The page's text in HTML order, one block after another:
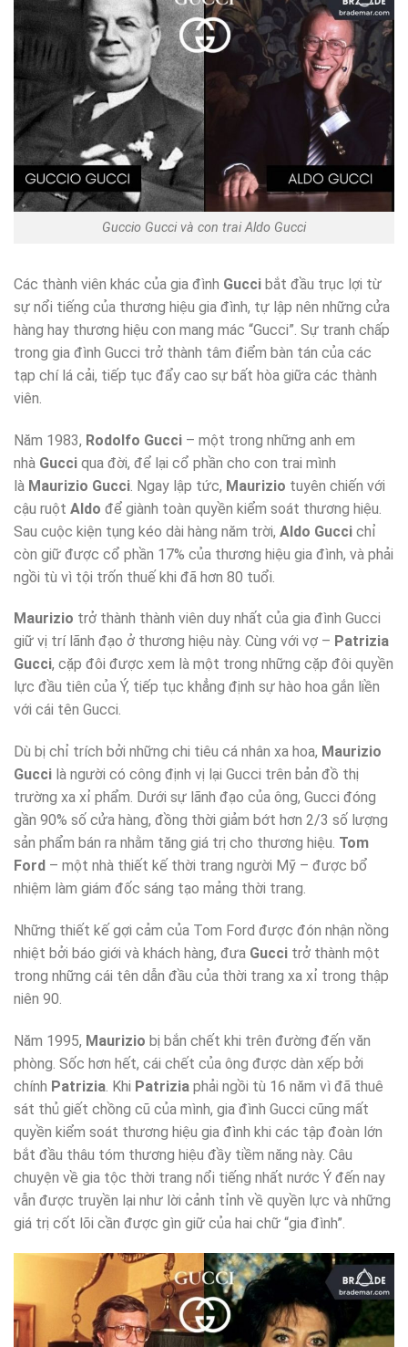
Guccio Gucci và con trai Aldo Gucci
Các thành viên khác của gia đình Gucci bắt đầu trục lợi từ
sự nổi tiếng của thương hiệu gia đình, tự lập nên những cửa
hàng hay thương hiệu con mang mác “Gucci”. Sự tranh chấp
trong gia đình Gucci trở thành tâm điểm bàn tán của các
tạp chí lá cải, tiếp tục đẩy cao sự bất hòa giữa các thành
viên.
Năm 1983, Rodolfo Gucci – một trong những anh em
nhà Gucci qua đời, để lại cổ phần cho con trai mình
là Maurizio Gucci . Ngay lập tức, Maurizio tuyên chiến với
cậu ruột Aldo để giành toàn quyền kiểm soát thương hiệu.
Sau cuộc kiện tụng kéo dài hàng năm trời, Aldo Gucci chỉ
còn giữ được cổ phần 17% của thương hiệu gia đình, và phải
ngồi tù vì tội trốn thuế khi đã hơn 80 tuổi.
Maurizio trở thành thành viên duy nhất của gia đình Gucci
giữ vị trí lãnh đạo ở thương hiệu này. Cùng với vợ – Patrizia
Gucci, cặp đôi được xem là một trong những cặp đôi quyền
lực đầu tiên của Ý, tiếp tục khẳng định sự hào hoa gắn liền
với cái tên Gucci.
Dù bị chỉ trích bởi những chi tiêu cá nhân xa hoa, Maurizio
Gucci là người có công định vị lại Gucci trên bản đồ thị
trường xa xỉ phẩm. Dưới sự lãnh đạo của ông, Gucci đóng
gần 90% số cửa hàng, đồng thời giảm bớt hơn 2/3 số lượng
sản phẩm bán ra nhằm tăng giá trị cho thương hiệu. Tom
Ford – một nhà thiết kế thời trang người Mỹ – được bổ
nhiệm làm giám đốc sáng tạo mảng thời trang.
Những thiết kế gợi cảm của Tom Ford được đón nhận nồng
nhiệt bởi báo giới và khách hàng, đưa Gucci trở thành một
trong những cái tên dẫn đầu của thời trang xa xỉ trong thập
niên 90.
Năm 1995, Maurizio bị bắn chết khi trên đường đến văn
phòng. Sốc hơn hết, cái chết của ông được dàn xếp bởi
chính Patrizia . Khi Patrizia phải ngồi tù 16 năm vì đã thuê
sát thủ giết chồng cũ của mình, gia đình Gucci cũng mất
quyền kiểm soát thương hiệu gia đình khi các tập đoàn lớn
bắt đầu thâu tóm thương hiệu đầy tiềm năng này. Câu
chuyện về gia tộc thời trang nổi tiếng nhất nước Ý đến nay
vẫn được truyền lại như lời cảnh tỉnh về quyền lực và những
giá trị cốt lõi cần được gìn giữ của hai chữ “gia đình”.